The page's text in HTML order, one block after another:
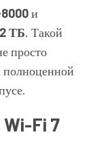
и
2 ТБ. Такой
просто
Fi 7